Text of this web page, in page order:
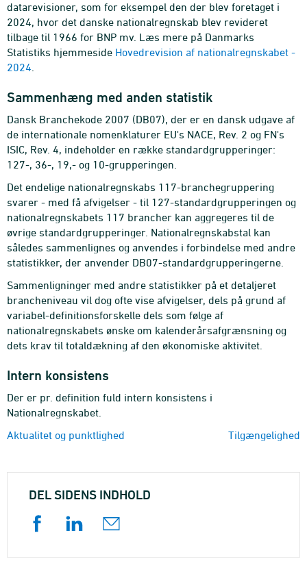
datarevisioner, som for eksempel den der blev foretaget i
2024, hvor det danske nationalregnskab blev revideret
tilbage til 1966 for BNP mv. Læs mere på Danmarks
Statistiks hjemmeside Hovedrevision af nationalregnskabet -
2024
Sammenhæng med anden statistik
Dansk Branchekode 2007 (DB07), der er en dansk udgave af
de internationale nomenklaturer EU's NACE, Rev. 2 og FN's
ISIC, Rev. 4, indeholder en række standardgrupperinger:
127-, 36-, 19,- og 10-grupperingen.
Det endelige nationalregnskabs 117-branchegruppering
svarer - med få afvigelser - til 127-standardgrupperingen og
nationalregnskabets 117 brancher kan aggregeres til de
øvrige standardgrupperinger. Nationalregnskabstal kan
således sammenlignes og anvendes i forbindelse med andre
statistikker, der anvender DB07-standardgrupperingerne.
Sammenligninger med andre statistikker på et detaljeret
brancheniveau vil dog ofte vise afvigelser, dels på grund af
variabel-definitionsforskelle dels som følge af
nationalregnskabets ønske om kalenderårsafgrænsning og
dets krav til totaldækning af den økonomiske aktivitet.
Intern konsistens
Der er pr. definition fuld intern konsistens i
Nationalregnskabet.
Aktualitet og punktlighed
Tilgængelighed
DEL SIDENS INDHOLD